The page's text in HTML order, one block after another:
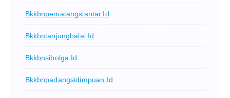
Bkkbnpematangsiantar.id
Bkkbntanjungbalai.id
Bkkbnsibolga.id
Bkkbnpadangsidimpuan.id